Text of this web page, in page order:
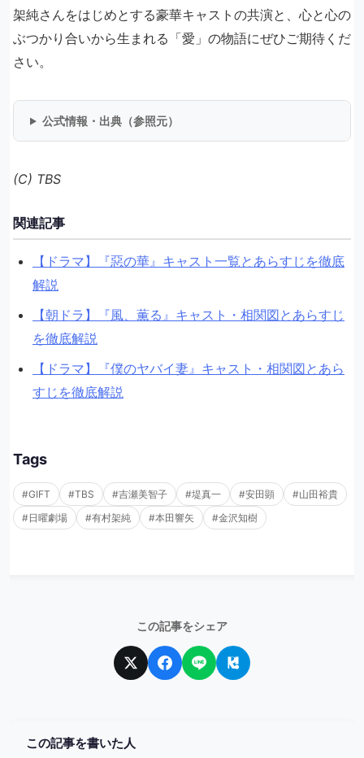
架純さんをはじめとする豪華キャストの共演と、心と心の
ぶつかり合いから生まれる「愛」の物語にぜひご期待くだ
さい。
公式情報・出典（参照元）
(C) TBS
関連記事
【ドラマ】『惡の華』キャスト一覧とあらすじを徹底
解説
【朝ドラ】『風、薫る』キャスト・相関図とあらすじ
を徹底解説
【ドラマ】『僕のヤバイ妻』キャスト・相関図とあら
すじを徹底解説
Tags
#GIFT #TBS #吉瀬美智子 #堤真一 #安田顕
#山田裕貴
#日曜劇場
#有村架純 #本田響矢 #金沢知樹
この記事をシェア
この記事を書いた人